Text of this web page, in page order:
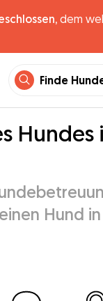
dem
Finde
Hundes
Hund in